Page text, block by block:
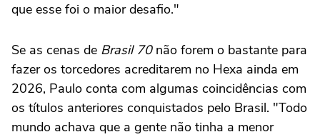
que esse foi o maior desafio."
Se as cenas de Brasil 70não forem o bastante para
fazer os torcedores acreditarem no Hexa ainda em
2026, Paulo conta com algumas coincidências com
os títulos anteriores conquistados pelo Brasil. "Todo
mundo achava que a gente não tinha a menor